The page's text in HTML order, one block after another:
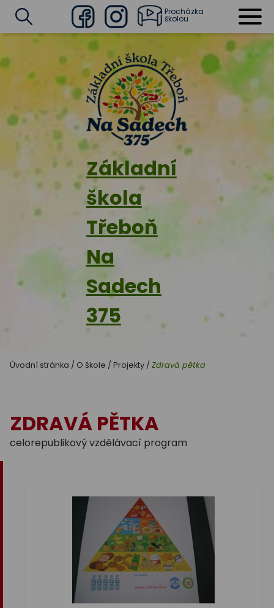
Základní
škola
Třeboň
Na
Sadech
375
FacebookInstagram
Procházka
školou
Úvodní stránka / O škole / Projekty / Zdravá pětka
ZDRAVÁ PĚTKA
celorepublikový vzdělávací program